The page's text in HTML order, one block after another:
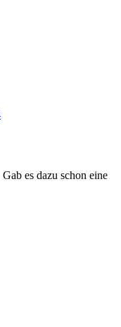
es dazu schon eine